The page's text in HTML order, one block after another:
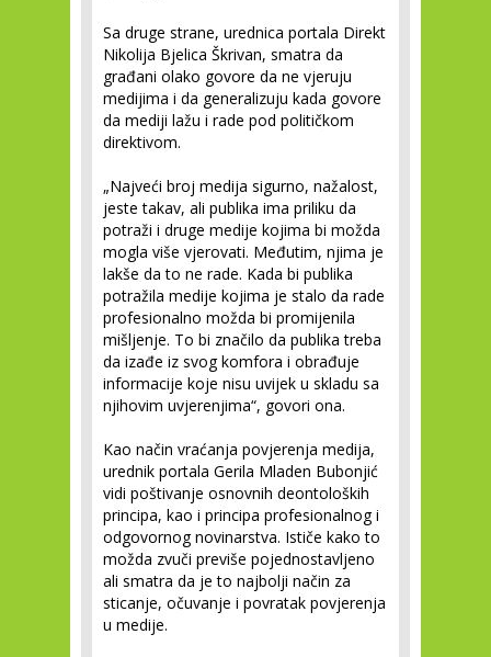
Sa druge strane, urednica portala Direkt
Nikolija Bjelica Škrivan, smatra da
građani olako govore da ne vjeruju
medijima i da generalizuju kada govore
da mediji lažu i rade pod političkom
direktivom.
„Najveći broj medija sigurno, nažalost,
jeste takav, ali publika ima priliku da
potraži i druge medije kojima bi možda
mogla više vjerovati. Međutim, njima je
lakše da to ne rade. Kada bi publika
potražila medije kojima je stalo da rade
profesionalno možda bi promijenila
mišljenje. To bi značilo da publika treba
da izađe iz svog komfora i obrađuje
informacije koje nisu uvijek u skladu sa
njihovim uvjerenjima“, govori ona.
Kao način vraćanja povjerenja medija,
urednik portala Gerila Mladen Bubonjić
vidi poštivanje osnovnih deontoloških
principa, kao i principa profesionalnog i
odgovornog novinarstva. Ističe kako to
možda zvuči previše pojednostavljeno
ali smatra da je to najbolji način za
sticanje, očuvanje i povratak povjerenja
u medije.